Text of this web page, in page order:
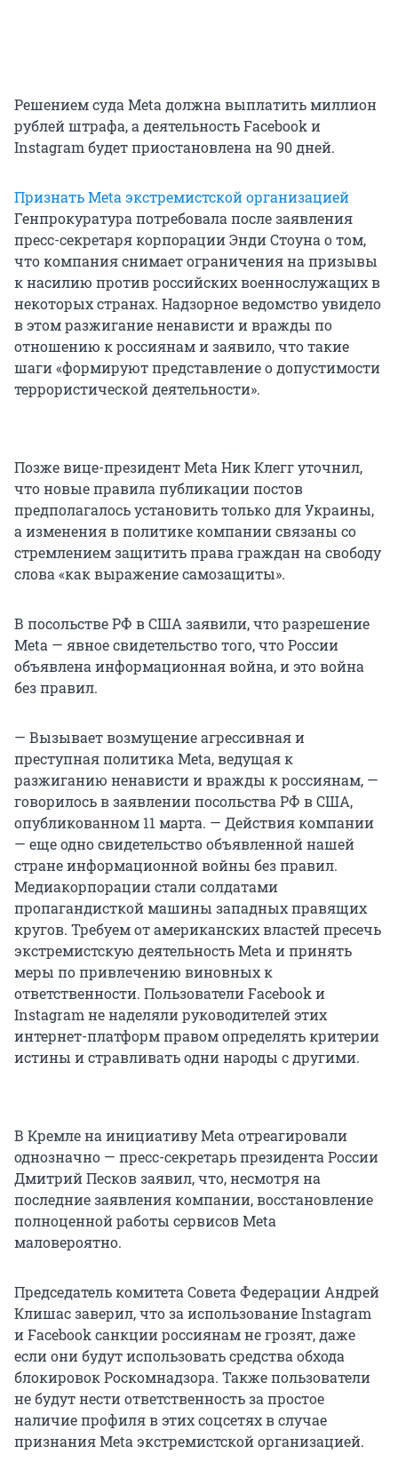
Решением суда Meta должна выплатить миллион
рублей штрафа, а деятельность Facebook и
Instagram будет приостановлена на 90 дней.
Признать Meta экстремистской организацией
Генпрокуратура потребовала после заявления
пресс-секретаря корпорации Энди Стоуна о том,
что компания снимает ограничения на призывы
к насилию против российских военнослужащих в
некоторых странах. Надзорное ведомство увидело
в этом разжигание ненависти и вражды по
отношению к россиянам и заявило, что такие
шаги «формируют представление о допустимости
террористической деятельности».
Позже вице-президент Meta Ник Клегг уточнил,
что новые правила публикации постов
предполагалось установить только для Украины,
а изменения в политике компании связаны со
стремлением защитить права граждан на свободу
слова «как выражение самозащиты».
В посольстве РФ в США заявили, что разрешение
Meta — явное свидетельство того, что России
объявлена информационная война, и это война
без правил.
— Вызывает возмущение агрессивная и
преступная политика Meta, ведущая к
разжиганию ненависти и вражды к россиянам, —
говорилось в заявлении посольства РФ в США,
опубликованном 11 марта. — Действия компании
— еще одно свидетельство объявленной нашей
стране информационной войны без правил.
Медиакорпорации стали солдатами
пропагандисткой машины западных правящих
кругов. Требуем от американских властей пресечь
экстремистскую деятельность Meta и принять
меры по привлечению виновных к
ответственности. Пользователи Facebook и
Instagram не наделяли руководителей этих
интернет-платформ правом определять критерии
истины и стравливать одни народы с другими.
В Кремле на инициативу Meta отреагировали
однозначно — пресс-секретарь президента России
Дмитрий Песков заявил, что, несмотря на
последние заявления компании, восстановление
полноценной работы сервисов Meta
маловероятно.
Председатель комитета Совета Федерации Андрей
Клишас заверил, что за использование Instagram
и Facebook санкции россиянам не грозят, даже
если они будут использовать средства обхода
блокировок Роскомнадзора. Также пользователи
не будут нести ответственность за простое
наличие профиля в этих соцсетях в случае
признания Meta экстремистской организацией.